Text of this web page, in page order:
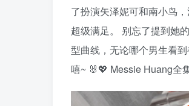
了扮演矢泽妮可和南小鸟
超级满足。 别忘了提到她
型曲线，无论哪个男生看
嘻~ 🐰💖 Messie Huang全